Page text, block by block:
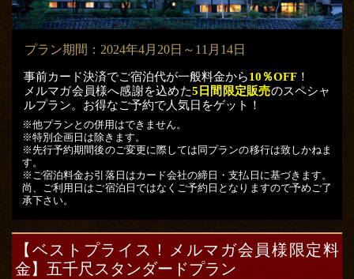
プラン期間：2024年4月20日～11月14日
事前カード決済でご宿泊代が一般料金から10％OFF！
メルマガ会員様へ感謝を込めた5日間限定販売のスペシャ
ルプラン。お得なご予約で人気日をゲット！
※他プランとの併用はできません。
※特別企画日は除きます。
※先行予約期間後のご変更に際しては同プランの移行は致しかねま
す。
※ご宿泊料金お引落日はカード会社の締日・支払日に基づきます。
尚、ご利用日はご宿泊日ではなくご予約日となりますので予めご了
承下さい。
【ベストプライス！メルマガ会員様限定料
金】 五千尺スタンダードプラン